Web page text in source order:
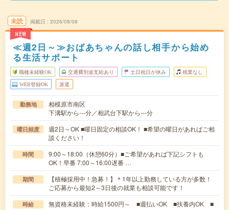
未読
NEW
掲載日 2026/08/08
≪週2日～≫おばあちゃんの話し相手から始め
る生活サポート
職種未経験OK 交通費別途支給あり 土日祝日が休み 残業なし
WEB登録OK 派遣
勤務地
相模原市南区
下溝駅から---分／相武台下駅から---分
曜日頻度
週2日～OK ■曜日固定の相談OK！ ■希望の曜日があればご相
談ください！
時間
9:00～18:00（休憩60分）■ご希望があれば下記シフトも
OK！早番 7:00～16:00遅番 …
期間
【積極採用中！急募！】＊1年以上勤務している方が多数！
ご応募から最短2～3日後の就業も相談可能です！
時給
無資格未経験：時給1500円～ ■週払いOK ■扶養内OK ■